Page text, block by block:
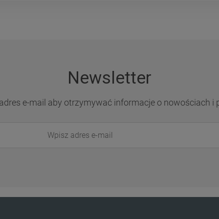
Newsletter
e-mail aby otrzymywać informacje o nowościach i